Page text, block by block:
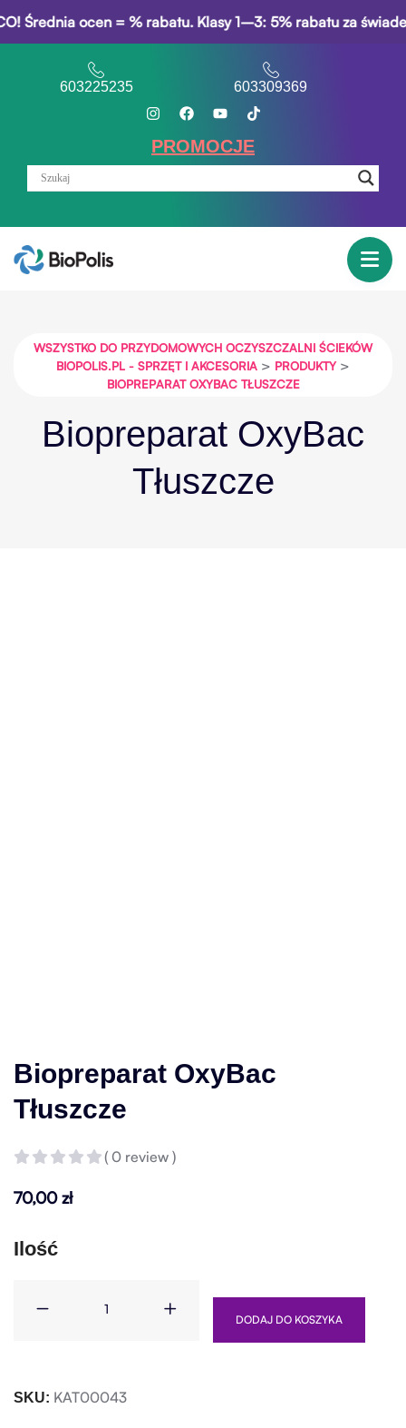
ocen = % rabatu. Klasy 1–3: 5% rabatu za
603225235 603309369
PROMOCJE
WSZYSTKO DO PRZYDOMOWYCH OCZYSZCZALNI ŚCIEKÓW
BIOPOLIS.PL - SPRZĘT I AKCESORIA > PRODUKTY>
BIOPREPARAT OXYBAC TŁUSZCZE
Biopreparat OxyBac
Tłuszcze
Biopreparat OxyBac
Tłuszcze
( 0 review )
70,00zł
Ilość
DODAJ DO KOSZYKA
SKU: KAT00043